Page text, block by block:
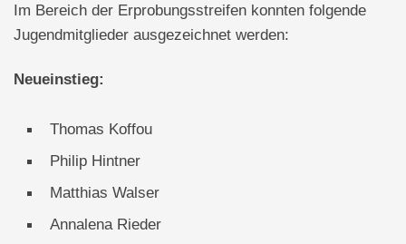
Im Bereich der Erprobungsstreifen konnten folgende
Jugendmitglieder ausgezeichnet werden:
Neueinstieg:
Thomas Koffou
Philip Hintner
Matthias Walser
Annalena Rieder